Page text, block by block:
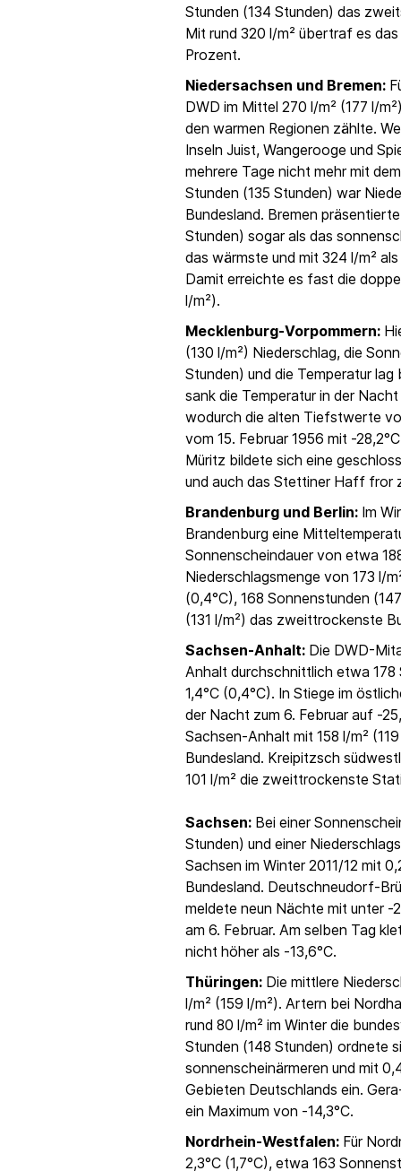
Stunden (134 Stunden) das
Mit rund 320 l/m² übertraf es
Prozent.
Niedersachsen und Bremen:
DWD im Mittel 270 l/m² (177 l/
den warmen Regionen zählte.
Inseln Juist, Wangerooge und
mehrere Tage nicht mehr mit
Stunden (135 Stunden) war
Bundesland. Bremen
Stunden) sogar als das
das wärmste und mit 324 l/m²
Damit erreichte es fast die
l/m²).
Mecklenburg-Vorpommern:
(130 l/m²) Niederschlag, die
Stunden) und die Temperatur lag
sank die Temperatur in der
wodurch die alten Tiefstwerte
vom 15. Februar 1956 mit -
Müritz bildete sich eine
und auch das Stettiner Haff fror
Brandenburg und Berlin: Im
Brandenburg eine
Sonnenscheindauer von etwa
Niederschlagsmenge von 173 l/
(0,4°C), 168 Sonnenstunden
(131 l/m²) das zweittrockenste
Sachsen-Anhalt: Die DWD-
Anhalt durchschnittlich etwa 178
1,4°C (0,4°C). In Stiege im
der Nacht zum 6. Februar auf -
Sachsen-Anhalt mit 158 l/m²
Bundesland. Kreipitzsch
101 l/m² die zweittrockenste
Sachsen: Bei einer
Stunden) und einer
Sachsen im Winter 2011/12 mit
Bundesland. Deutschneudorf-
meldete neun Nächte mit unter -
am 6. Februar. Am selben Tag
nicht höher als -13,6°C.
Thüringen: Die mittlere
l/m² (159 l/m²). Artern bei
rund 80 l/m² im Winter die
Stunden (148 Stunden) ordnete
sonnenscheinärmeren und mit
Gebieten Deutschlands ein.
ein Maximum von -14,3°C.
Nordrhein-Westfalen: Für
2,3°C (1,7°C), etwa 163